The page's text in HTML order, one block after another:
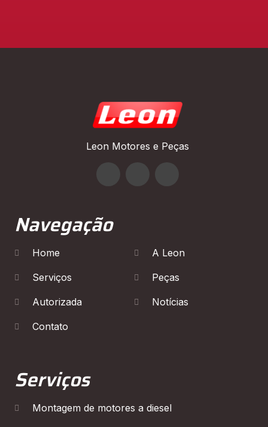
Leon Motores e Peças
Navegação
Home A Leon
Serviços Peças
Autorizada Notícias
Contato
Serviços
Montagem de motores a diesel